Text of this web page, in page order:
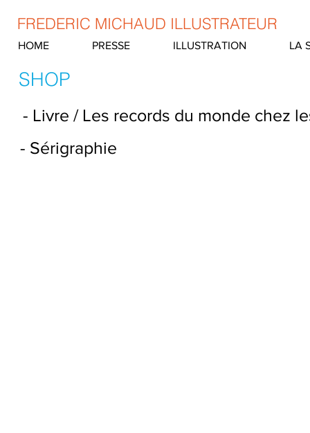
SHOP
- Livre / Les records du monde chez
- Sérigraphie
​​​FREDERIC MICHAUD ILLUSTRATEUR​
HOME PRESSE ILLUSTRATION LA